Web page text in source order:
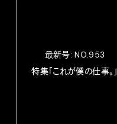
最新号: NO.953
特集「これが僕の仕事。」